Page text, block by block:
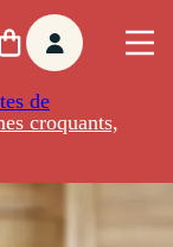
de
croquants,